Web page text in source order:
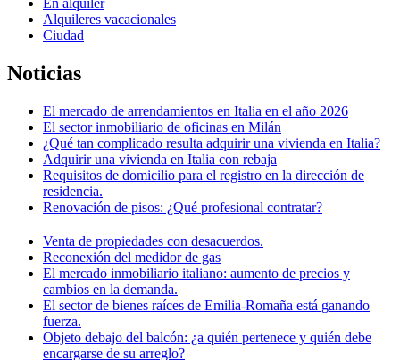
En alquiler
Alquileres vacacionales
Ciudad
Noticias
El mercado de arrendamientos en Italia en el año 2026
El sector inmobiliario de oficinas en Milán
¿Qué tan complicado resulta adquirir una vivienda en Italia?
Adquirir una vivienda en Italia con rebaja
Requisitos de domicilio para el registro en la dirección de
residencia.
Renovación de pisos: ¿Qué profesional contratar?
Venta de propiedades con desacuerdos.
Reconexión del medidor de gas
El mercado inmobiliario italiano: aumento de precios y
cambios en la demanda.
El sector de bienes raíces de Emilia-Romaña está ganando
fuerza.
Objeto debajo del balcón: ¿a quién pertenece y quién debe
encargarse de su arreglo?